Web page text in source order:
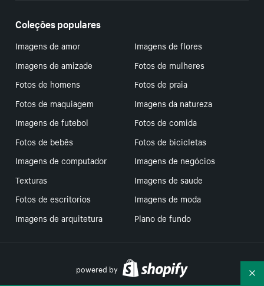
Coleções populares
Imagens de amor
Imagens de flores
Imagens de amizade
Fotos de mulheres
Fotos de homens
Fotos de praia
Fotos de maquiagem
Imagens da natureza
Imagens de futebol
Fotos de comida
Fotos de bebês
Fotos de bicicletas
Imagens de computador
Imagens de negócios
Texturas
Imagens de saude
Fotos de escritorios
Imagens de moda
Imagens de arquitetura
Plano de fundo
powered by